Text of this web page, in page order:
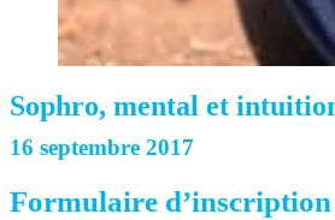
Sophro, mental et
16 septembre 2017
Formulaire d’inscription